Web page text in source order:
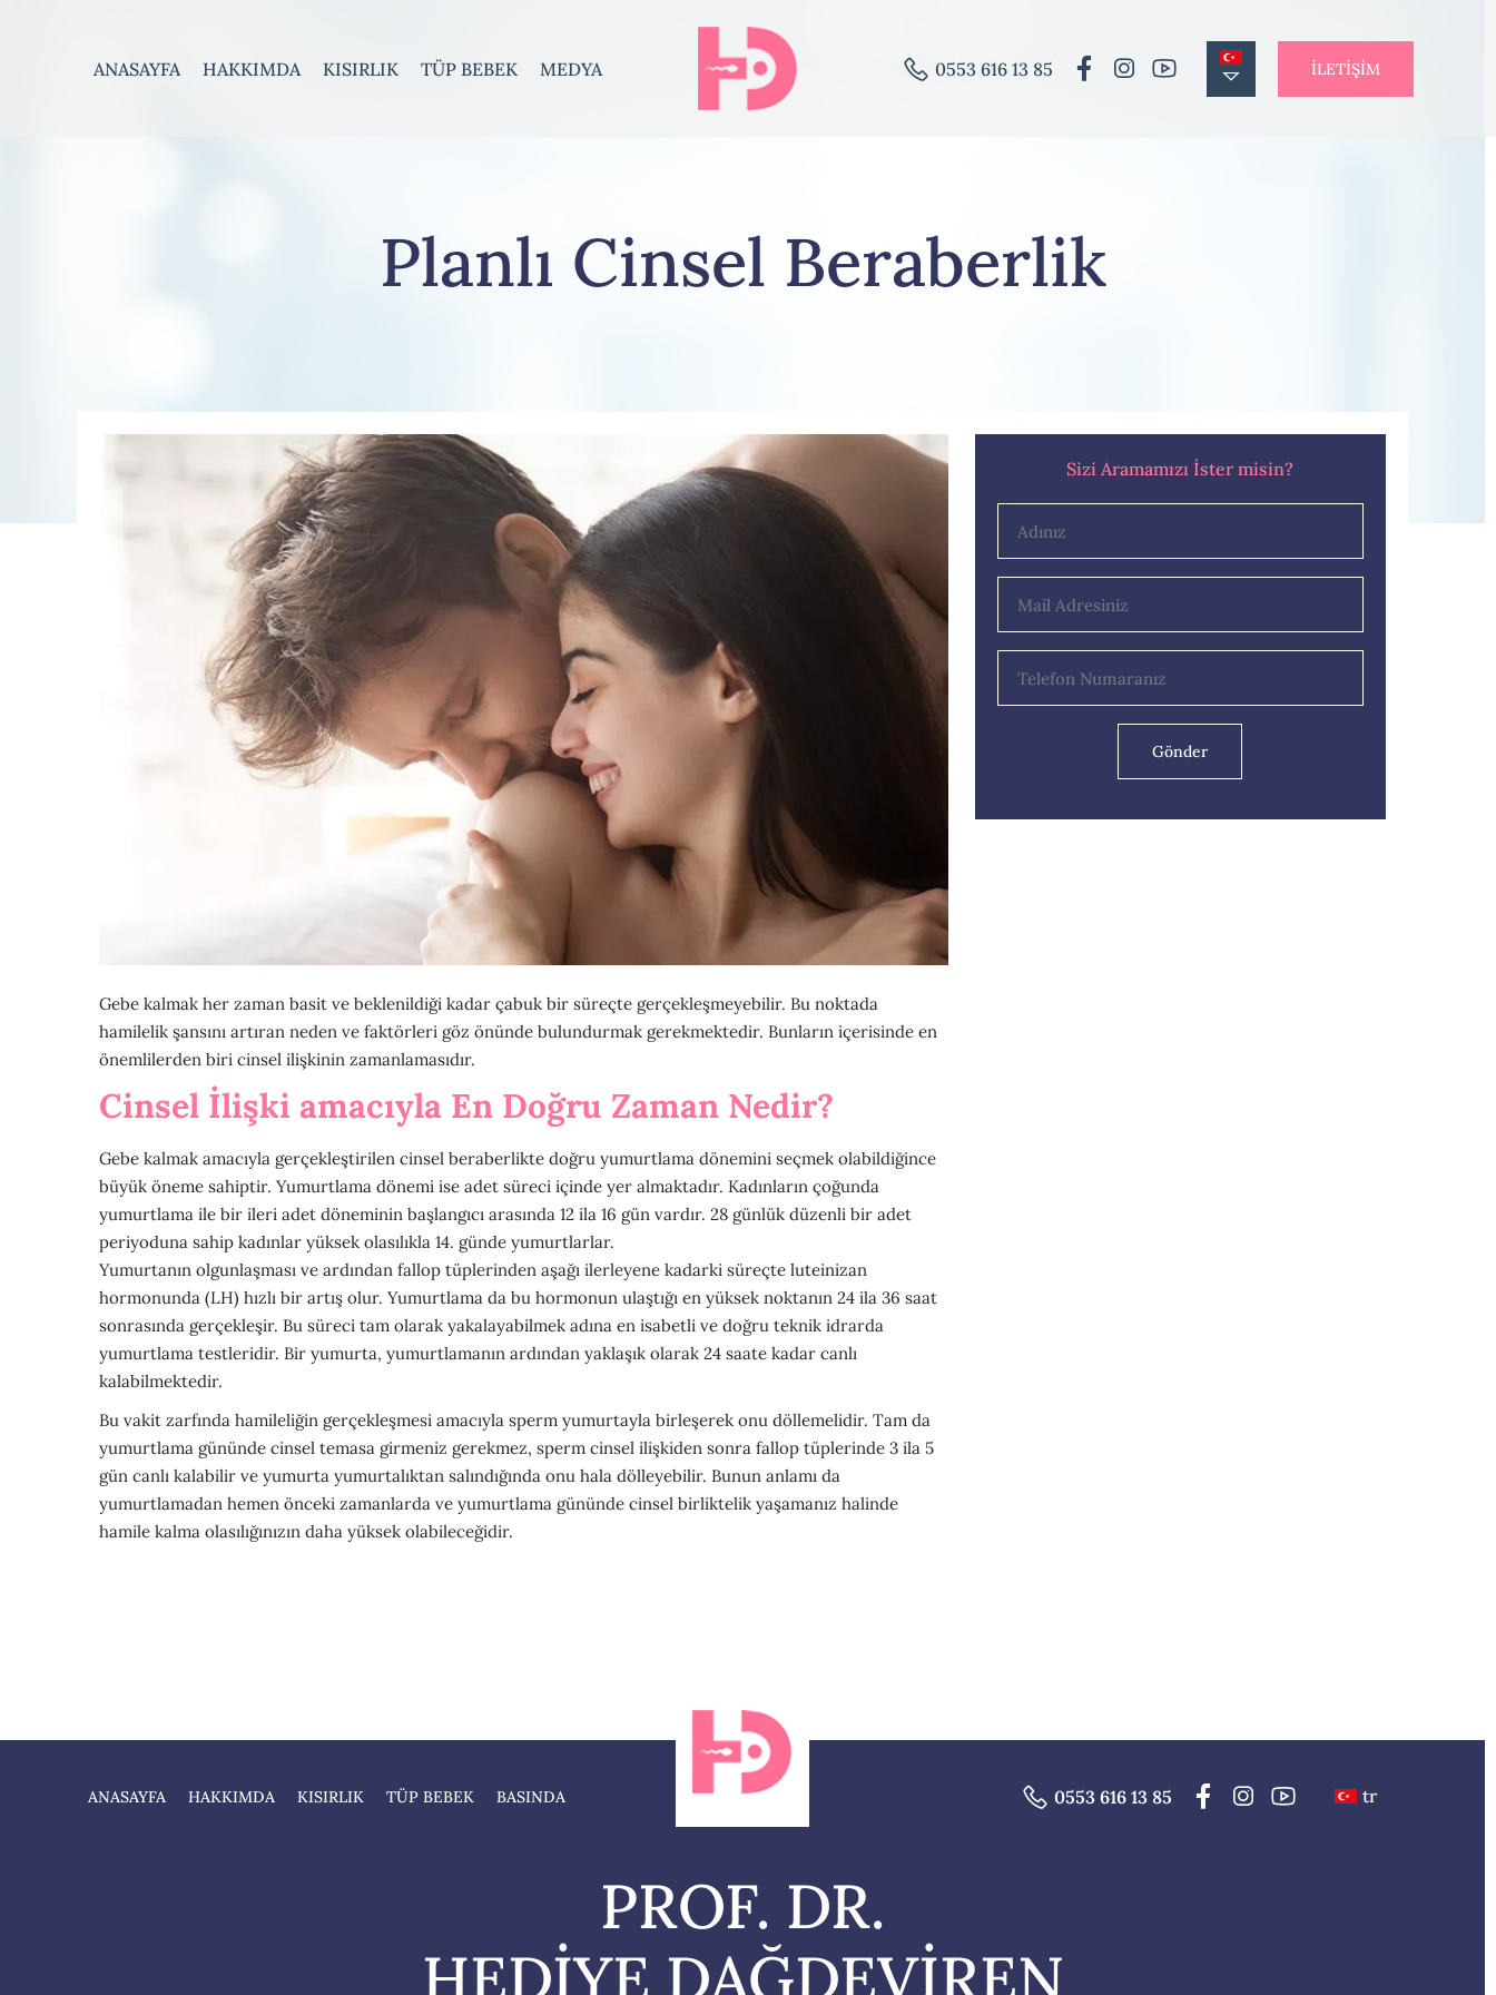
ANASAYFA HAKKIMDA KISIRLIK TÜP BEBEK MEDYA 0553 616 13 85 İLETİŞİM
Planlı Cinsel Beraberlik
Gebe kalmak her zaman basit ve beklenildiği kadar çabuk bir süreçte gerçekleşmeyebilir. Bu noktada
hamilelik şansını artıran neden ve faktörleri göz önünde bulundurmak gerekmektedir. Bunların içerisinde en
önemlilerden biri cinsel ilişkinin zamanlamasıdır.
Cinsel İlişki amacıyla En Doğru Zaman Nedir?
Gebe kalmak amacıyla gerçekleştirilen cinsel beraberlikte doğru yumurtlama dönemini seçmek olabildiğince
büyük öneme sahiptir. Yumurtlama dönemi ise adet süreci içinde yer almaktadır. Kadınların çoğunda
yumurtlama ile bir ileri adet döneminin başlangıcı arasında 12 ila 16 gün vardır. 28 günlük düzenli bir adet
periyoduna sahip kadınlar yüksek olasılıkla 14. günde yumurtlarlar.
Yumurtanın olgunlaşması ve ardından fallop tüplerinden aşağı ilerleyene kadarki süreçte luteinizan
hormonunda (LH) hızlı bir artış olur. Yumurtlama da bu hormonun ulaştığı en yüksek noktanın 24 ila 36 saat
sonrasında gerçekleşir. Bu süreci tam olarak yakalayabilmek adına en isabetli ve doğru teknik idrarda
yumurtlama testleridir. Bir yumurta, yumurtlamanın ardından yaklaşık olarak 24 saate kadar canlı
kalabilmektedir.
Bu vakit zarfında hamileliğin gerçekleşmesi amacıyla sperm yumurtayla birleşerek onu döllemelidir. Tam da
yumurtlama gününde cinsel temasa girmeniz gerekmez, sperm cinsel ilişkiden sonra fallop tüplerinde 3 ila 5
gün canlı kalabilir ve yumurta yumurtalıktan salındığında onu hala dölleyebilir. Bunun anlamı da
yumurtlamadan hemen önceki zamanlarda ve yumurtlama gününde cinsel birliktelik yaşamanız halinde
hamile kalma olasılığınızın daha yüksek olabileceğidir.
Sizi Aramamızı İster misin?
Gönder
ANASAYFA HAKKIMDA KISIRLIK TÜP BEBEK BASINDA 0553 616 13 85 tr
PROF. DR.
HEDİYE DAĞDEVİREN